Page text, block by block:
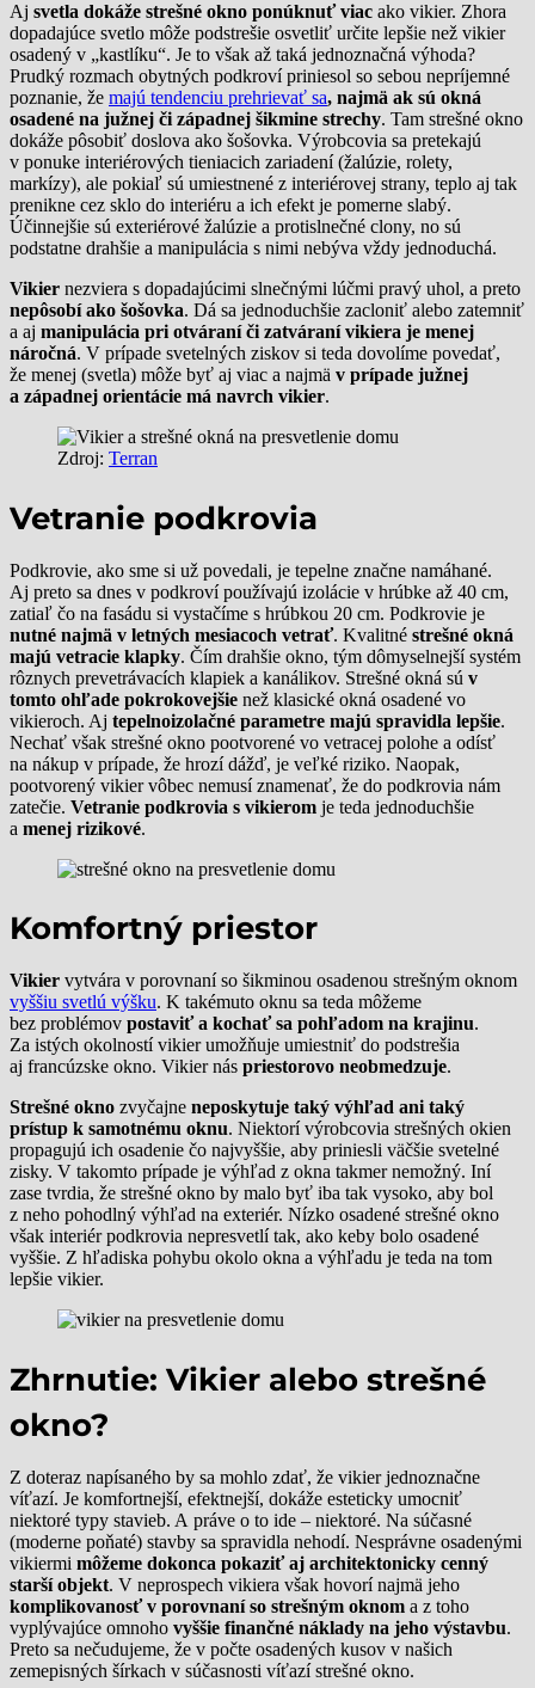
Aj svetla dokáže strešné okno ponúknuť viac ako vikier. Zhora
dopadajúce svetlo môže podstrešie osvetliť určite lepšie než vikier
osadený v „kastlíku“. Je to však až taká jednoznačná výhoda?
Prudký rozmach obytných podkroví priniesol so sebou nepríjemné
poznanie, že majú tendenciu prehrievať sa, najmä ak sú okná
osadené na južnej či západnej šikmine strechy. Tam strešné okno
dokáže pôsobiť doslova ako šošovka. Výrobcovia sa pretekajú
v ponuke interiérových tieniacich zariadení (žalúzie, rolety,
markízy), ale pokiaľ sú umiestnené z interiérovej strany, teplo aj tak
prenikne cez sklo do interiéru a ich efekt je pomerne slabý.
Účinnejšie sú exteriérové žalúzie a protislnečné clony, no sú
podstatne drahšie a manipulácia s nimi nebýva vždy jednoduchá.
Vikier nezviera s dopadajúcimi slnečnými lúčmi pravý uhol, a preto
nepôsobí ako šošovka. Dá sa jednoduchšie zacloniť alebo zatemniť
a aj manipulácia pri otváraní či zatváraní vikiera je menej
náročná. V prípade svetelných ziskov si teda dovolíme povedať,
že menej (svetla) môže byť aj viac a najmä v prípade južnej
a západnej orientácie má navrch vikier.
Zdroj: Terran
Vetranie podkrovia
Podkrovie, ako sme si už povedali, je tepelne značne namáhané.
Aj preto sa dnes v podkroví používajú izolácie v hrúbke až 40 cm,
zatiaľ čo na fasádu si vystačíme s hrúbkou 20 cm. Podkrovie je
nutné najmä v letných mesiacoch vetrať. Kvalitné strešné okná
majú vetracie klapky. Čím drahšie okno, tým dômyselnejší systém
rôznych prevetrávacích klapiek a kanálikov. Strešné okná sú v
tomto ohľade pokrokovejšie než klasické okná osadené vo
vikieroch. Aj tepelnoizolačné parametre majú spravidla lepšie.
Nechať však strešné okno pootvorené vo vetracej polohe a odísť
na nákup v prípade, že hrozí dážď, je veľké riziko. Naopak,
pootvorený vikier vôbec nemusí znamenať, že do podkrovia nám
zatečie. Vetranie podkrovia s vikierom je teda jednoduchšie
a menej rizikové.
Komfortný priestor
Vikier vytvára v porovnaní so šikminou osadenou strešným oknom
vyššiu svetlú výšku. K takémuto oknu sa teda môžeme
bez problémov postaviť a kochať sa pohľadom na krajinu.
Za istých okolností vikier umožňuje umiestniť do podstrešia
aj francúzske okno. Vikier nás priestorovo neobmedzuje.
Strešné okno zvyčajne neposkytuje taký výhľad ani taký
prístup k samotnému oknu. Niektorí výrobcovia strešných okien
propagujú ich osadenie čo najvyššie, aby priniesli väčšie svetelné
zisky. V takomto prípade je výhľad z okna takmer nemožný. Iní
zase tvrdia, že strešné okno by malo byť iba tak vysoko, aby bol
z neho pohodlný výhľad na exteriér. Nízko osadené strešné okno
však interiér podkrovia nepresvetlí tak, ako keby bolo osadené
vyššie. Z hľadiska pohybu okolo okna a výhľadu je teda na tom
lepšie vikier.
Zhrnutie: Vikier alebo strešné
okno?
Z doteraz napísaného by sa mohlo zdať, že vikier jednoznačne
víťazí. Je komfortnejší, efektnejší, dokáže esteticky umocniť
niektoré typy stavieb. A práve o to ide – niektoré. Na súčasné
(moderne poňaté) stavby sa spravidla nehodí. Nesprávne osadenými
vikiermi môžeme dokonca pokaziť aj architektonicky cenný
starší objekt. V neprospech vikiera však hovorí najmä jeho
komplikovanosť v porovnaní so strešným oknom a z toho
vyplývajúce omnoho vyššie finančné náklady na jeho výstavbu.
Preto sa nečudujeme, že v počte osadených kusov v našich
zemepisných šírkach v súčasnosti víťazí strešné okno.